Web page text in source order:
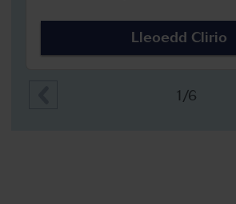
Lleoedd Clirio
1/6